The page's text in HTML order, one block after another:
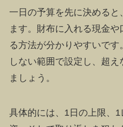
一日の予算を先に決める
ます。財布に入れる現金
る方法が分かりやすいで
しない範囲で設定し、超
ましょう。
具体的には、1日の上限、